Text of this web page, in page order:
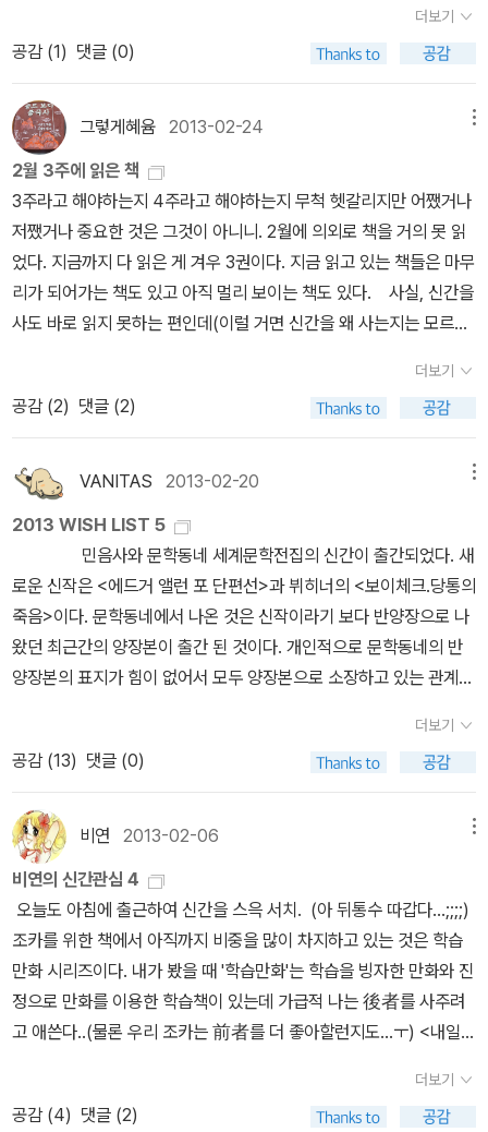
사람들과 같이 술집에 앉아 그래도 되고 그럴 자격도 있는 사람처럼
일요일을 즐겁게 보내는 것도 그리 나쁘지 않았다. 206쪽 기계공
일을 시작한 처음에는 체력적으로도 힘들고, 정신적으로도 자괴감이
들었지만 태어나서 처음으로 노동의 기쁨과 즐기는 인생의 즐거움을
알게 됩니다. 그러나 일요일 밤에 아우구스트를 비롯한 기계공 동료
들과 함께 술을 마신 후 혼자 집으로 돌아오다가 물에 빠져 쓸쓸하게
죽습니다. 아버지가 그토록 혼을 내려고 별렀던 한스는 싸늘한 시체
가 되어 시커먼 강물을 따라 조용히 골짜기 아래로 천천히 떠내려가
고 있었다. 구역질도 수치심도 괴로움도 모두 그를 떠났다. 푸르스름
하고 차가운 가을밤이 어슴푸레 떠내려가는 그의 여윈 몸을 내려다보
고 있었다. 시커먼 강물이 그의 손과 머리카락과 창백한 입술을 어루
만지며 장난쳤다. 날이 밝기 전에 사냥을 하러 나온 겁 많은 수달이 그
를 흘낏 쳐다보고는 미끄러지듯 그 결을 스쳐지나갔을 뿐, 아무도 그
면 물을 마시려다가 삐끗 균형을 잃었을 수도 있다. 혹은 아름다운 강
물에 홀려 몸을 숙였다가 평화와 깉은 안식이 가득 깃든 밤과 창백한
달을 보고, 피로와 두려움의 조용한 강요에 떠밀려 죽음의 그늘에 빠
졌을 수도 있다. 213~214쪽 소년은 한창 꽃필 시기에 갑자기 뚝 꺾
여 즐거운 인생길을 벗어난 것 같은 모습이었다. 아버지도 피로와 외
로운 슬픔에 젖어 아들이 살포시 미소 짓고 있다는 행복한 착각에 빠
졌다. 214쪽 그렇게 한스는 죽음을 맞이했습니다. 자신이 진정으로
음이 실족사였는지, 자살이었는지도 알 수 없고, 심지어 그가 눈을 감
을 때는 그의 곁에 아무도 있지 않았습니다. 그는 평생 누구를 위해 살
았던 것일까요? 어쩌면 자신을 위해 스스로 눈을 감았을지도 모릅니
다. 아들이 살포시 미소 짓고 있었다는 말이 내심 마음에 걸립니다.
헤르만 헤세 또한 고향에서 촉망받던 소년이었습니다. 신학교에 들어
갔지만 도망쳤고, 열다섯 살에는 자살까지 시도했습니다. 한스 기벤
라트는 작가 자신이었고, 헤르만 하일너는 작가가 하고 싶었던 말과
행동을 했던 캐릭터가 아니었을까요. 『수레바퀴 아래서』는 분명 190
6년에 발표된 소설인데, 지금의 우리 교육 현실과 너무나도 닮아 있
어서 놀라울 정도입니다. 자, 이제 당신에게 진정한 행복을 주는 것
들을 떠올리고 대면해 보세요. 수레바퀴 아래 깔리지 않도록, 즐거운
빛나는 멋진 나날이었다. 164쪽
이자 번지르르한 말로 혁명가와 영웅을 흉내낸 비루한 영혼이다. ​​​사
실 마지막 문장은 나에 대한, 내가 늘 내게 확인하곤 했던 , 내가 의심
하는 나의 본모습이였다.​ ​하일너를 향한 이런 외침은 사실 고백이였
다. ​나는 저 포스트잇 내용을 적는 순간에 내가 오버해서 흥분하고 있
고 지금 더럽게 불쾌하다는 걸 알았다. ​그러나 그 말을 적는 순간에는
동시에 희열감이 들기도 했다. 누군가 내게 이렇게 비난해 줬으면 했
었던 것이다. 비록 누구도 그렇지 않았지만.​​나중에 하일너가 내용 중
에서 완전히 사라지고 나서야 나는 좀 더 깊이 하일너에 대해 생각 할
수있었는데 그때는 막 하일너가 신학교를 떠나던 p137쪽쯤의 생각
과 많이 달라져있었다.​ 이 포스트잇은 완전히 다 읽은 후 작성한 것인
데 하일너에 관한 것이다.​​나는 하일너에게 화가 났었다. 그러나 하일
너를 향한 분노의 이유가 어떤 무책임이라는 걸 알게된 지금 , 더없이
데미안이 아니였고 자신의 도끼가. 정제되지 않은 거친 말의 울림이
못할 만큼 성숙하지 못하고 제 마음을 헤아리고 제 길을 찾기에 벅찬
소년이였을 뿐이다.​​​​이쯤되는 수레바퀴 아래서 안의 헤르만 하일너와
다른 하나의 인물이 되어버린 기분이다. ​저 말은 전혀 예상치 못한 깨
달음이 아니였다. 내가 저말로 정의짓기 전에 저런 현상을 뭐라고 느
끼고 명명했는 지 모르겠지만 나름의 강한 인상을 남겼고 그것에 대
해 계속해서 생각했던게 분명하다. ​그러니 드는 생각이. 과연 저 포스
트잇 속의 하일너라는 인물이 ' 수레바퀴 아래서 ' 안의 헤르만 하일너
하자면 나는 한스의 혼란과 고독이 <데미안>의 데미안을 만난 싱클
레어의 혼란과 고뇌처럼 위태롭고 격정적이지만 새로운 세계로의 도
약, 보다 완전한 모습의 나로의 성장을 향한 과정이라고 생각하고 바
람직하게 생각했다가 글 내용중 ' 한스의 내면의 일부분이 병들어가
고 있었다 ' 라는 노골 적인 구절을읽고 나서야 마치 머리를 망치로 한
대 얻어 맞은 사람처럼 멍청한 예측에서 벗어나 불안해해 했다.​또 한
스는 끝에 쯤에서 자신의 어린시절과 매길에 대한 추억을 회상하면서
그리워 하는데 나는 <데미안>의 싱클레어의 다시는 돌이킬 수 없기
에 더욱 고귀해 보이는 추억에 대한 그리움과 아쉬움 보다 한스의 절
절하고 꼼짝 할 수 없는 후회가 더 가슴에 와닿았다. ​또한 <데미안>
에서의 싱클레어의 어린시절에 대한 그리움을 읽을 때는 몰랐다가 한
발 딛을 수 없이 사라졌다는 것에 슬퍼하고 눈물을 흘리고 있다는 ​것
400원 아들들 / 펄 벅 / 소담출판사 / 10,400원 분열된 일가 / 펄 벅
/ 소담출판사 / 10,400원 펄 벅의 <대지> 3부작!아무런 사전 정보
없이 중학교 때 도서관에서 뽑아들었다가 흠뻑 빠져들어설연휴 시골
할아버지댁에까지 들고가서 쉼없이 읽었던 그 작품.고 장영희 교수님
의 번역판으로 다시금 펼쳐들고 정신없이 읽어내려가고 싶다.
레 미제라블 세트 전5권 / 빅토르 위고 / 펭귄클래식코리아(웅
진) / 44,800원 지난 연말 광풍을 불러일으켰던 <레 미제라블>!좋
아하는 사람들과 함께 영화 '레미제라블' 보면서 감동받고 펑펑 울었
고,올해초 국내 내셔널 무대에서 정말 최고의 연기로 많은 이들의 가
슴과 눈가를 촉촉히 적셔주었던김연아 선수의 '레미제라블'을 보면도
또 펑펑 울었고...남은 것은 원작의 감동과 즐거움을 만끽하는 일...연
말연시 이것저것 시간 빼앗기는 일도 많았고, 읽어야 할 책도 많았으
다. 김연아 선수의 '레미제라블', 영화 '레미제라블', 원작 '레미제라
블'의 삼위일체로폭풍처럼 휘몰아치는 감동과 전율을 가슴 깊이 새길
수 있기를 기대하면서.
더보기
공감 (1) 댓글 (0)
그렇게혜윰 2013-02-24
2월 3주에 읽은 책
3주라고 해야하는지 4주라고 해야하는지 무척 헷갈리지만 어쨌거나
저쨌거나 중요한 것은 그것이 아니니. 2월에 의외로 책을 거의 못 읽
었다. 지금까지 다 읽은 게 겨우 3권이다. 지금 읽고 있는 책들은 마무
리가 되어가는 책도 있고 아직 멀리 보이는 책도 있다. 사실, 신간을
사도 바로 읽지 못하는 편인데(이럴 거면 신간을 왜 사는지는 모르겠
이 책은 선물받았다.) 이 책은 헤세의 리뷰대회를 맞아 신간 때에 맞
춰서 읽게 되었다. 읽기 전엔 내가 이 책을 읽은 줄 알았었는데, 아니
처음 보는 내용이 아니던가. 그리고 '데미안'의 영향으로 좀 어렵다는
선입견이 있었는데, 아니 이렇게 술술 읽히는 소설이었어? 개인적
으로는 헤세의 수채화 그림을 정말 좋아한다. 그의 시도 참 좋아한다.
그런데 정작 그의 주 종목(?)인 소설을 잘 읽지 못했는데 이참에 찾아
읽어봐야겠다. 헤세, 이런 매력쟁이 같으니라구! 소설을 좋아하시
는 분들도 이 두 권의 책을 보면 헤세의 그림에 푹 빠지게 될 것이니
추천! 소로우의 '월든'이 유행할 무렵 번역의 문제인지는 모르겠지
마나 이해에 어려움을 겪은 우리 가족은 그저 법정 스님의 철학과 닮
은 책이라는 막연한 동경만 한 채로 읽기 대신 보관용으로만 생각했
었는데 이렇게 우리 나라에서도 소로우의 삶을 살기 위해 노력하고,
직접 살아낸 이가 있다는 사실이 반가웠다. 더구나 그녀의 글은 눈에
력을 살펴보기도 했다.(기자 출신^^) 거의 다 읽어 간다. 사실 소설
로 '롤리타'는 처음 읽는다. 예전 제레미 아이언스 주연의 영화를 본
기억은 나지만 그땐 나도 취향이 나름 파격적이었는지 아니면 제레미
아이언스의 매력에 빠져있던 때라 그랬는지 작품이 순화되었는지 모
르겠지만 이야기의 처음부터 돌직구를 던지는 험버트에겐 솔직히 좀
당황했었다. 아직은 1/3도 채 못 읽은 터라 이래저래 말을 할 수 없
지만 이야기의 마지막엔 왠지 험버트를 이해하게 될 것만 같다. 높
은 이름을 가지신 고은 시인의 시집은 처음 읽어본다. 감히 엄두가 안
는 사람으로서 고은 시인의 시집 한 권은 읽어봐야하지 않겠나 싶어
선택했다. 시대의 아픔을 간직한 시인의 조용하지만 깊은 울림이 느
더보기
공감 (2) 댓글 (2)
VANITAS 2013-02-20
2013 WISH LIST 5
로운 신작은 <에드거 앨런 포 단편선>과 뷔히너의 <보이체크.당통의
죽음>이다. 문학동네에서 나온 것은 신작이라기 보다 반양장으로 나
왔던 최근간의 양장본이 출간 된 것이다. 개인적으로 문학동네의 반
양장본의 표지가 힘이 없어서 모두 양장본으로 소장하고 있는 관계로
망을 말하는 에디션 D' 라고 하는데 2011년에 나온 책을 다시 재판한
것이다. 멋 없던 표지가 미니멀리즘한 디자인으로 바뀌었다.
프랑스 작가인 프랑수아즈 사강의 <길모퉁이 카페>와 스페
인 소설 <밀수꾼들> 그리고 발터벤야민의 새로운 선집으로 인해 관
심을 가지게 된 독일 작가인 요한 페터 헤벨의 <이야기 보석 상자>가
눈여겨 볼 만 하다. 특히 헤벨의 경우 <캘린더 이야기>와 비슷한 구
성의 이야기가 많다. 그러나 엄밀히 말하면 이 작품과 캘린더 이야기
는 다른 책으로 나와 있으므로 똑같은 작품으로 생각해서는 안된다.
사실 이것도 완역인지는 모르겠다. 원서의 분량으로 봐서는 완역일
것 같기도 하고.. 유럽소설의 곁가지로 독일작가 안드레아
스 에쉬바흐의 <1조 달러>와 영미소설인 <해리 윈스턴을 위하여>를
골라봤다. 특히 <해리 윈스턴을 위하여>는 <악마는 프라다를 입는다
>로 국내에 잘 알려진 로렌 와이스버거의 신작이라서 많은 독자들이
더보기
공감 (13) 댓글 (0)
비연 2013-02-06
비연의 신간관심 4
오늘도 아침에 출근하여 신간을 스윽 서치. (아 뒤통수 따갑다...;;;;)
조카를 위한 책에서 아직까지 비중을 많이 차지하고 있는 것은 학습
만화 시리즈이다. 내가 봤을 때 '학습만화'는 학습을 빙자한 만화와 진
정으로 만화를 이용한 학습책이 있는데 가급적 나는 後者를 사주려
고 애쓴다..(물론 우리 조카는 前者를 더 좋아할런지도...ㅜ) <내일은
요즘 아이들은 만화와는 떨어질래야 떨어질 수가 없으므로 그냥 글자
로만 된 책에 한 권씩 끼워 사줘야겠다... 나는 예전부터 헤르만
더보기
공감 (4) 댓글 (2)